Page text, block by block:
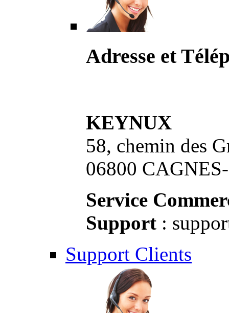
Adresse et
KEYNUX
58, chemin des
06800
Service
Support :
Support Clients